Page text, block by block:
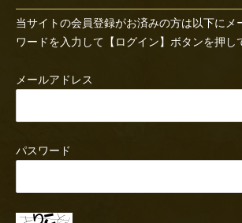
当サイトの会員登録がお済みの方は以下にメ
ワードを入力して【ログイン】ボタンを押し
メールアドレス
パスワード